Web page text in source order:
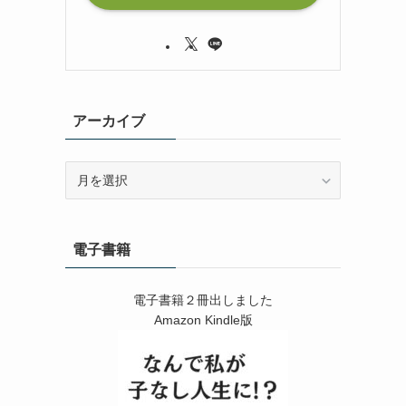
アーカイブ
ブ電子書籍
電子書籍２冊出しました
Amazon Kindle版